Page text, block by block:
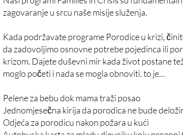
zagovaranje u srcu naše misije služenja.
Kada podržavate programe Porodice u krizi,
da zadovoljimo osnovne potrebe pojedinca ili
krizom. Dajete duševni mir kada život postane
moglo početi i nada se mogla obnoviti. to je...
Pelene za bebu dok mama traži posao
Jednomjesečna kirija da porodica ne bude
Odjeća za porodicu nakon požara u kući